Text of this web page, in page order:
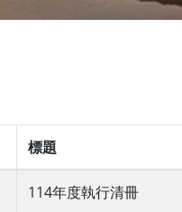
標題
114年度執行清冊